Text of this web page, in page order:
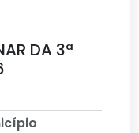
DA 3ª